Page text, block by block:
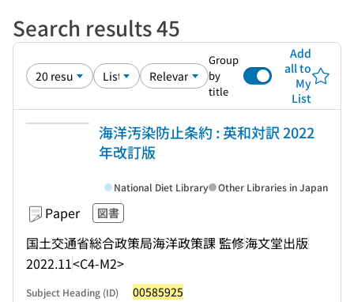
Search results 45
Group
by
title
Add
all to
My
List
海洋汚染防止条約 : 英和対訳 2022
年改訂版
Paper 図書
国土交通省総合政策局海洋政策課 監修海文堂出版
2022.11<C4-M2>
National Diet Library Other Libraries in Japan
Subject Heading (ID) 00585925